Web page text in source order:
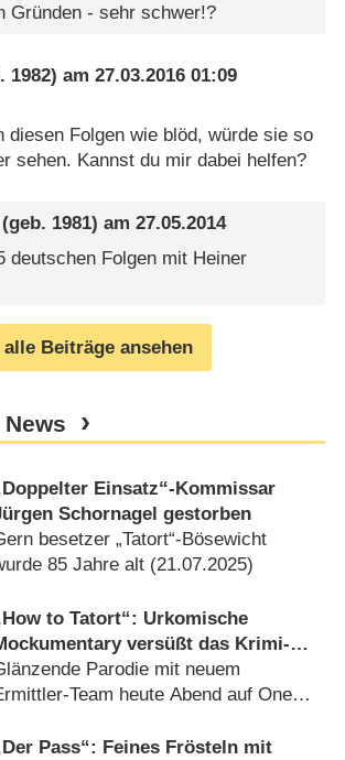
Gründen - sehr schwer!?
1982) am27.03.2016 01:09
diesen Folgen wie blöd, würde sie so
sehen. Kannst du mir dabei helfen?
(geb. 1981) am27.05.2014
deutschen Folgen mit Heiner
alle Beiträge ansehen
Einsatz“-Kommissar
Schornagel gestorben
besetzer „Tatort“-Bösewicht
85 Jahre alt (21.07.2025)
to Tatort“: Urkomische
versüßt das Krimi-
– Review
Parodie mit neuem
Team heute Abend auf One
Pass“: Feines Frösteln mit